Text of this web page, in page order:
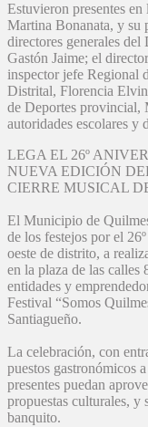
Estuvieron presentes
Martina Bonanata, y su
directores generales
Gastón Jaime; el
inspector jefe Regional
Distrital, Florencia
de Deportes provincial,
autoridades escolares y
LEGA EL 26º
NUEVA EDICIÓN
CIERRE MUSICAL
El Municipio de
de los festejos por el
oeste de distrito, a
en la plaza de las calles
entidades y
Festival “Somos
Santiagueño.
La celebración, con
puestos gastronómicos
presentes puedan
propuestas culturales, y
banquito.